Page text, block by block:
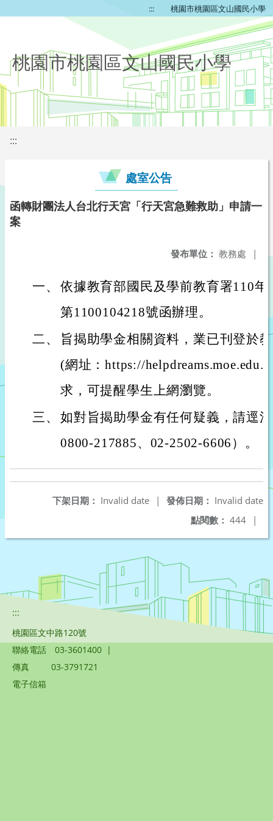
::: 桃園市桃園區文山國民小學
桃園市桃園區文山國民小學
:::
處室公告
函轉財團法人台北行天宮「行天宮急難救助」申請一
案
發布單位： 教務處 |
一、 依據教育部國民及學前教育署110
第1100104218號函辦理。
二、
旨揭助學金相關資料，業已刊登於
(網址：https://
求，可提醒學生上網瀏覽。
三、 如對旨揭助學金有任何疑義，請逕
0800-217885、02-2502-6606）。
發佈日期： Invalid date
下架日期： Invalid date
|
點閱數： 444 |
:::
桃園區文中路120號
聯絡電話
03-3601400 |
傳真
03-3791721
電子信箱